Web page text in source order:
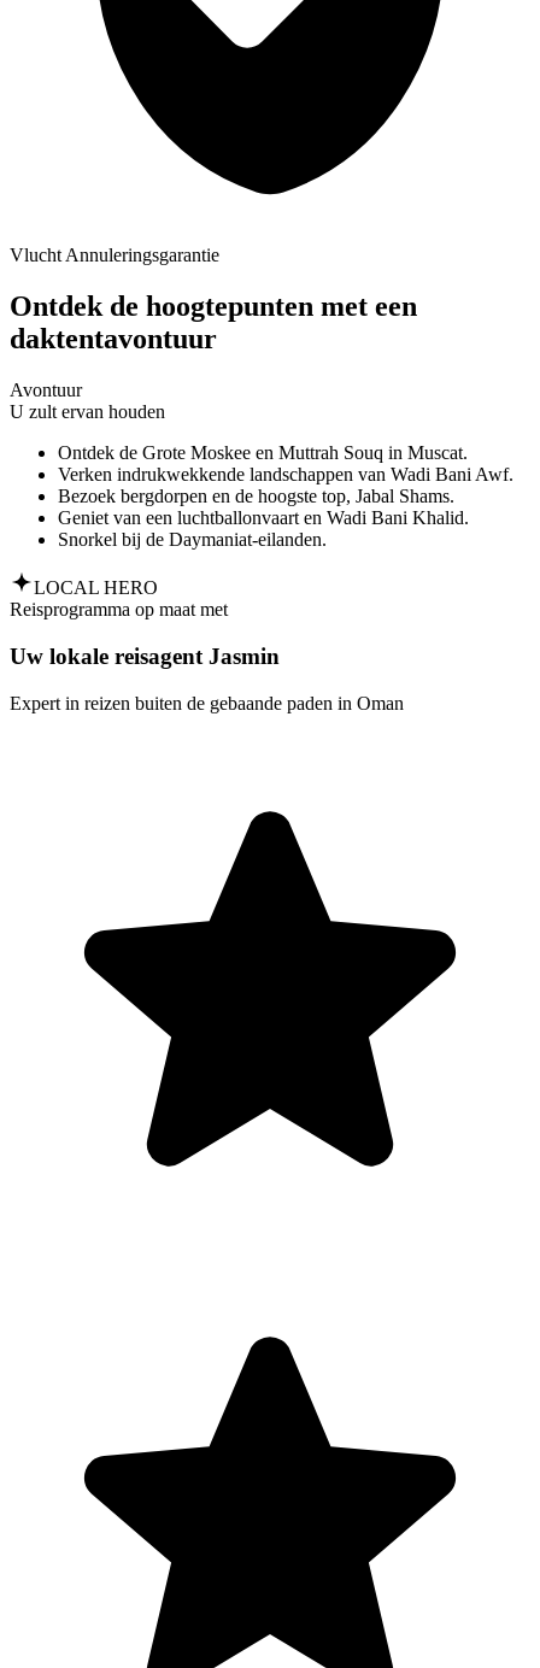
Vlucht Annuleringsgarantie
Ontdek de hoogtepunten met een
daktentavontuur
Avontuur
U zult ervan houden
Ontdek de Grote Moskee en Muttrah Souq in Muscat.
Verken indrukwekkende landschappen van Wadi Bani Awf.
Bezoek bergdorpen en de hoogste top, Jabal Shams.
Geniet van een luchtballonvaart en Wadi Bani Khalid.
Snorkel bij de Daymaniat-eilanden.
LOCAL HERO
Reisprogramma op maat met
Uw lokale reisagent Jasmin
Expert in reizen buiten de gebaande paden in Oman